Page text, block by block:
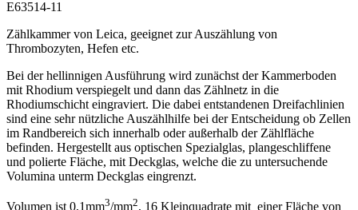
E63514-11
Zählkammer von Leica, geeignet zur Auszählung von
Thrombozyten, Hefen etc.
Bei der hellinnigen Ausführung wird zunächst der Kammerboden
mit Rhodium verspiegelt und dann das Zählnetz in die
Rhodiumschicht eingraviert. Die dabei entstandenen Dreifachlinien
sind eine sehr nützliche Auszählhilfe bei der Entscheidung ob Zellen
im Randbereich sich innerhalb oder außerhalb der Zählfläche
befinden. Hergestellt aus optischen Spezialglas, plangeschliffene
und polierte Fläche, mit Deckglas, welche die zu untersuchende
Volumina unterm Deckglas eingrenzt.
Volumen ist 0,1mm3/mm2, 16 Kleinquadrate mit einer Fläche von